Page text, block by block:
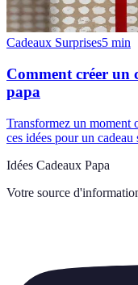
Cadeaux Surprises5 min
Comment créer un
papa
Transformez un moment
ces idées pour un
Idées Cadeaux Papa
Votre source